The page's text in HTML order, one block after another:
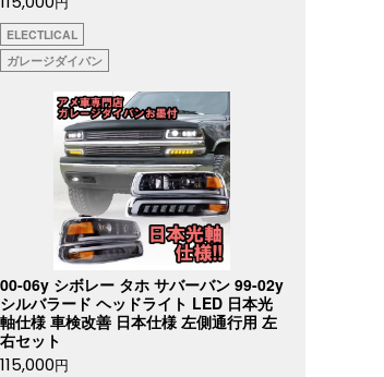
ELECTLICAL
ガレージダイバン
00-06y シボレー タホ サバーバン 99-02y
シルバラード ヘッドライト LED 日本光
軸仕様 車検改善 日本仕様 左側通行用 左
右セット
115,000円